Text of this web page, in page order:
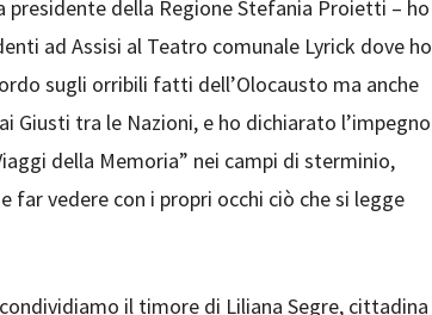
della Regione Stefania Proietti – ho
ad Assisi al Teatro comunale Lyrick dove ho
sugli orribili fatti dell’Olocausto ma anche
Giusti tra le Nazioni, e ho dichiarato l’impegno
della Memoria” nei campi di sterminio,
far vedere con i propri occhi ciò che si legge
il timore di Liliana Segre, cittadina